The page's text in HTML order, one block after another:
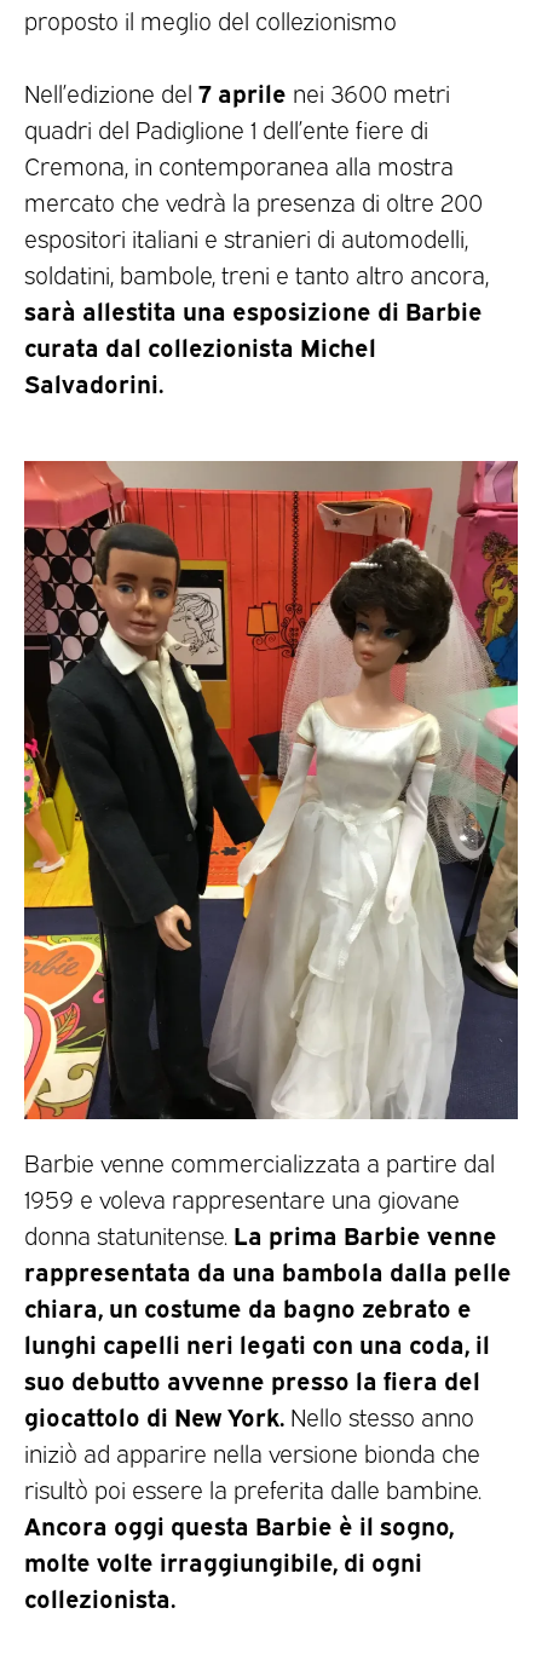
proposto il meglio del collezionismo
Nell’edizione del 7 aprile nei 3600 metri
quadri del Padiglione 1 dell’ente fiere di
Cremona, in contemporanea alla mostra
mercato che vedrà la presenza di oltre 200
espositori italiani e stranieri di automodelli,
soldatini, bambole, treni e tanto altro ancora,
sarà allestita una esposizione di Barbie
curata dal collezionista Michel
Salvadorini.
Barbie venne commercializzata a partire dal
1959 e voleva rappresentare una giovane
donna statunitense. La prima Barbie venne
rappresentata da una bambola dalla pelle
chiara, un costume da bagno zebrato e
lunghi capelli neri legati con una coda, il
suo debutto avvenne presso la fiera del
giocattolo di New York. Nello stesso anno
iniziò ad apparire nella versione bionda che
risultò poi essere la preferita dalle bambine.
Ancora oggi questa Barbie è il sogno,
molte volte irraggiungibile, di ogni
collezionista.